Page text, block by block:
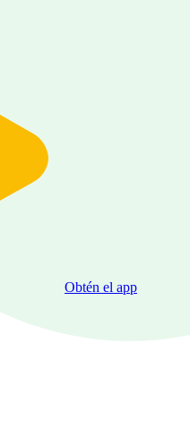
Obtén el app